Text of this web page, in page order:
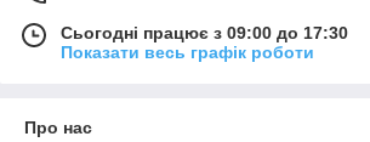
Сьогодні працює з 09:00 до 17:30
Показати весь графік роботи
Про нас